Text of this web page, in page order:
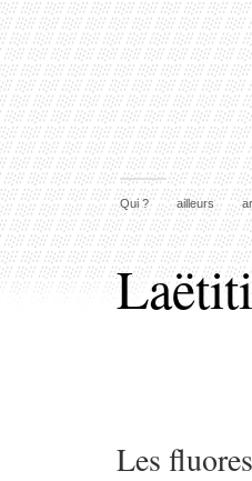
Qui ? ailleurs
Les